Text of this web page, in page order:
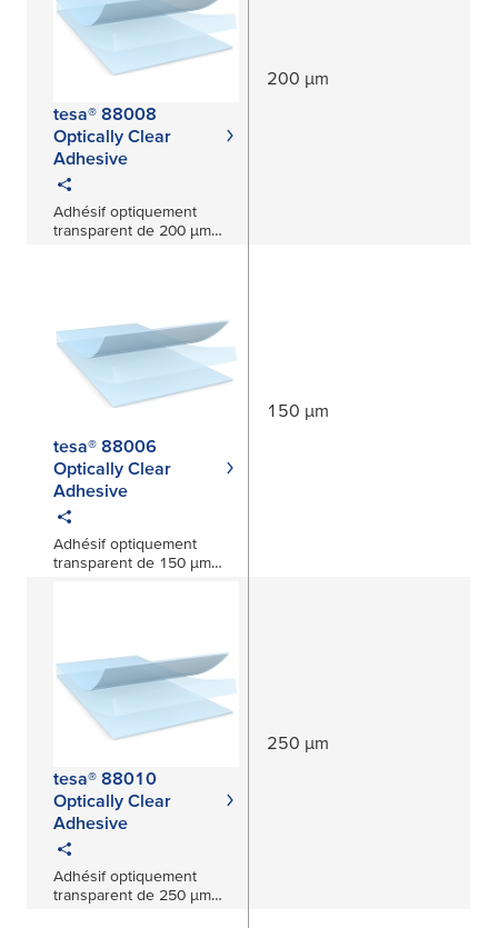
tesa® 88008
Optically Clear
Adhesive
Adhésif optiquement
transparent de 200 μm
200 µm
tesa® 88006
Optically Clear
Adhesive
Adhésif optiquement
transparent de 150 μm
150 µm
tesa® 88010
Optically Clear
Adhesive
Adhésif optiquement
transparent de 250 μm
250 µm